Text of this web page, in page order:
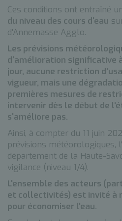
Ces conditions ont entraîné
du niveau des cours d'eau
d'Annemasse Agglo.
Les prévisions
d'amélioration significative
jour, aucune restriction
vigueur, mais une
premières mesures de
intervenir dès le début de
s'améliore pas.
Ainsi, à compter du 11 juin
prévisions météorologiques,
département de la Haute-
vigilance (niveau 1/4).
L'ensemble des acteurs
et collectivités) est invité à
pour économiser l'eau.